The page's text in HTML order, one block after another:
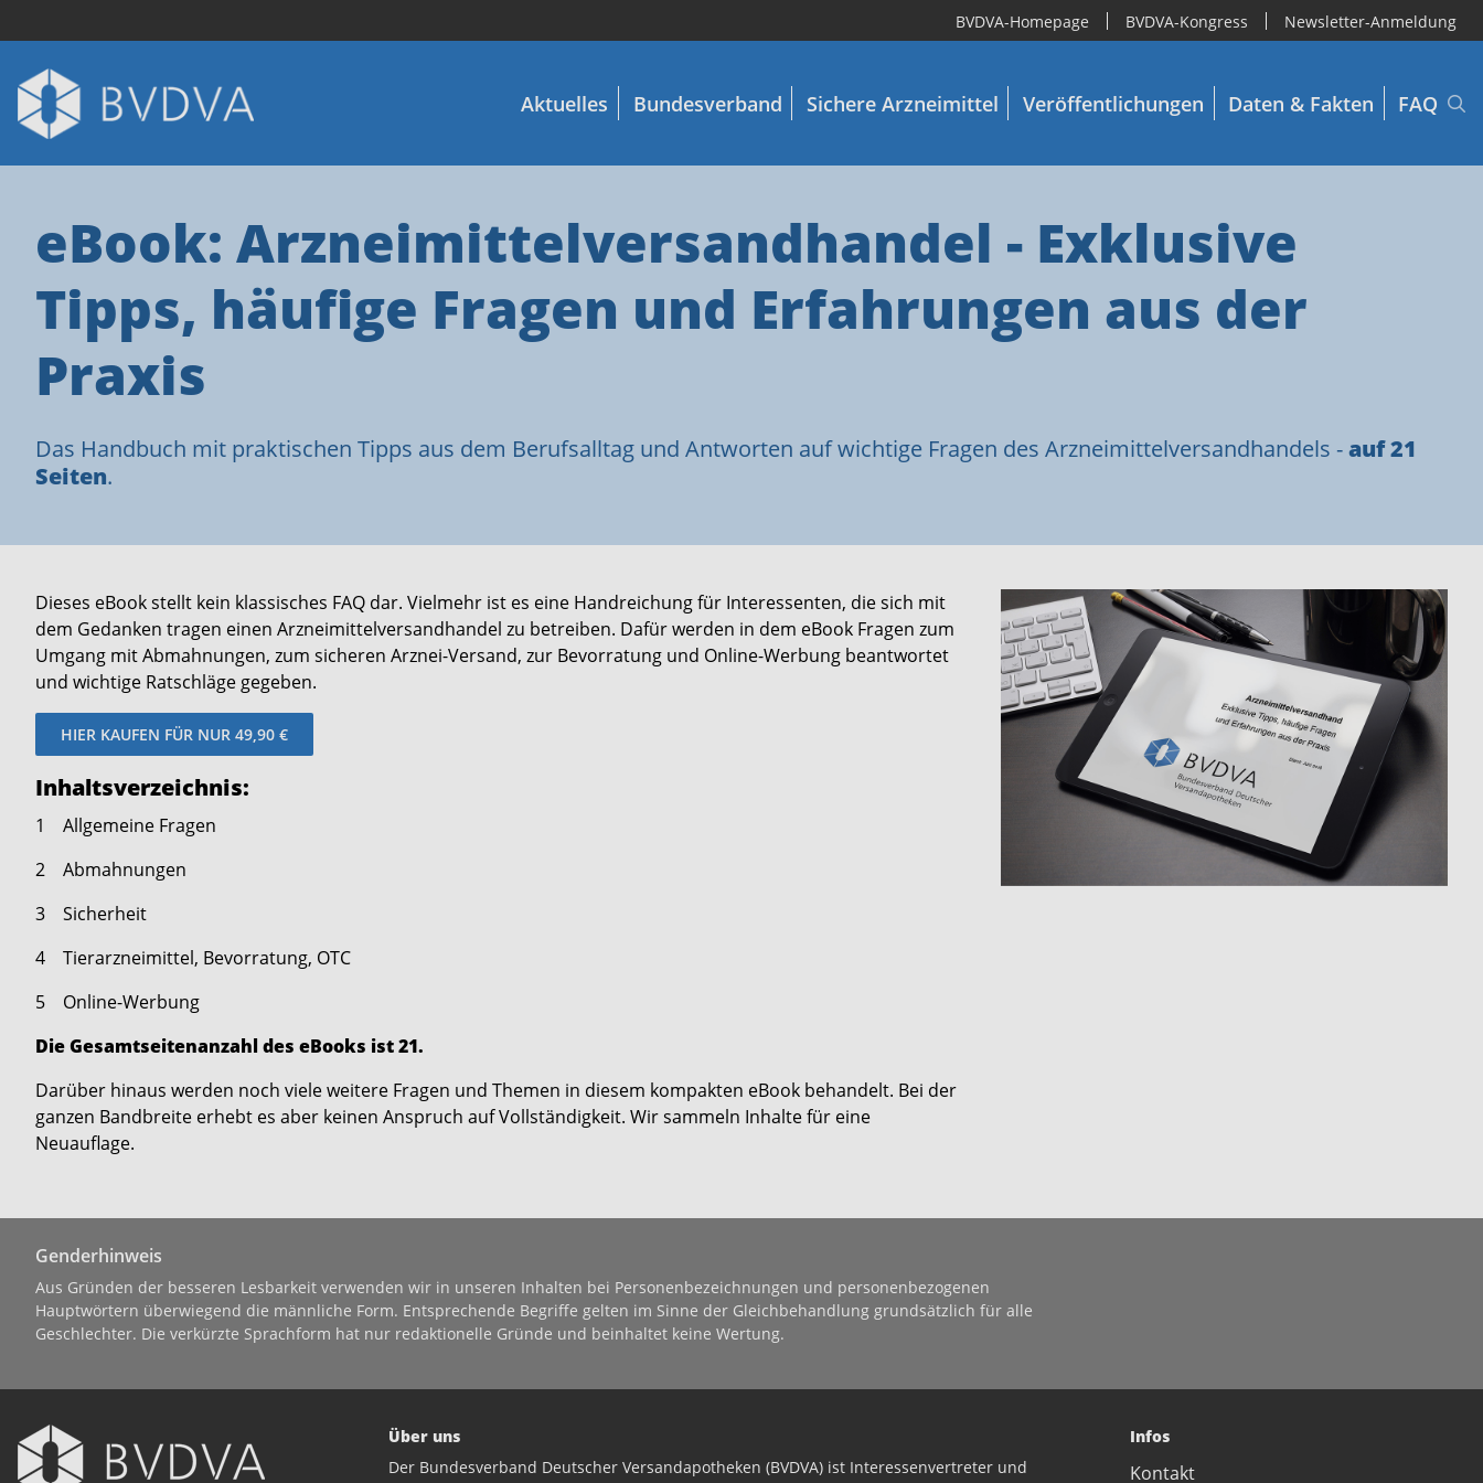
BVDVA-Homepage BVDVA-Kongress Newsletter-Anmeldung
Aktuelles Bundesverband Sichere Arzneimittel Veröffentlichungen Daten & Fakten FAQ
eBook: Arzneimittelversandhandel - Exklusive
Tipps, häufige Fragen und Erfahrungen aus der
Praxis
Das Handbuch mit praktischen Tipps aus dem Berufsalltag und Antworten auf wichtige Fragen des Arzneimittelversandhandels -auf 21
Seiten.
Dieses eBook stellt kein klassisches FAQ dar. Vielmehr ist es eine Handreichung für Interessenten, die sich mit
dem Gedanken tragen einen Arzneimittelversandhandel zu betreiben. Dafür werden in dem eBook Fragen zum
Umgang mit Abmahnungen, zum sicheren Arznei-Versand, zur Bevorratung und Online-Werbung beantwortet
und wichtige Ratschläge gegeben.
HIER KAUFEN FÜR NUR 49,90 €
Inhaltsverzeichnis:
1 Allgemeine Fragen
2 Abmahnungen
3 Sicherheit
4 Tierarzneimittel, Bevorratung, OTC
5 Online-Werbung
Die Gesamtseitenanzahl des eBooks ist 21.
Darüber hinaus werden noch viele weitere Fragen und Themen in diesem kompakten eBook behandelt. Bei der
ganzen Bandbreite erhebt es aber keinen Anspruch auf Vollständigkeit. Wir sammeln Inhalte für eine
Neuauflage.
Genderhinweis
Aus Gründen der besseren Lesbarkeit verwenden wir in unseren Inhalten bei Personenbezeichnungen und personenbezogenen
Hauptwörtern überwiegend die männliche Form. Entsprechende Begriffe gelten im Sinne der Gleichbehandlung grundsätzlich für alle
Geschlechter. Die verkürzte Sprachform hat nur redaktionelle Gründe und beinhaltet keine Wertung.
Über uns
Der Bundesverband Deutscher Versandapotheken (BVDVA) ist Interessenvertreter und
Infos
Kontakt